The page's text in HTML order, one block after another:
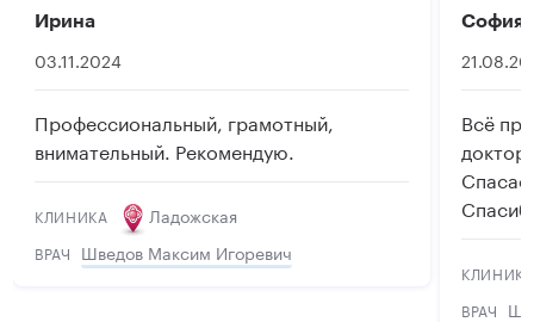
Ирина
03.11.2024
Профессиональный, грамотный,
внимательный. Рекомендую.
КЛИНИКА Ладожская
ВРАЧ Шведов Максим Игоревич
София
Всё
КЛИНИКА
ВРАЧ